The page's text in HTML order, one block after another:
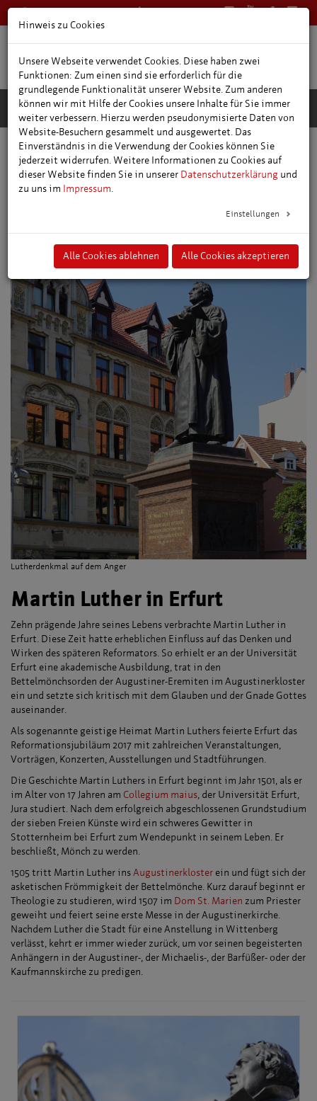
0361 66400
Top-Themen Luther in Erfurt
Lutherdenkmal auf dem Anger
Martin Luther in Erfurt
Zehn prägende Jahre seines Lebens verbrachte Martin Luther in
Erfurt. Diese Zeit hatte erheblichen Einfluss auf das Denken und
Wirken des späteren Reformators. So erhielt er an der Universität
Erfurt eine akademische Ausbildung, trat in den
Bettelmönchsorden der Augustiner-Eremiten im Augustinerkloster
ein und setzte sich kritisch mit dem Glauben und der Gnade Gottes
auseinander.
Als sogenannte geistige Heimat Martin Luthers feierte Erfurt das
Reformationsjubiläum 2017 mit zahlreichen Veranstaltungen,
Vorträgen, Konzerten, Ausstellungen und Stadtführungen.
Die Geschichte Martin Luthers in Erfurt beginnt im Jahr 1501, als er
im Alter von 17 Jahren am Collegium maius, der Universität Erfurt,
Jura studiert. Nach dem erfolgreich abgeschlossenen Grundstudium
der sieben Freien Künste wird ein schweres Gewitter in
Stotternheim bei Erfurt zum Wendepunkt in seinem Leben. Er
beschließt, Mönch zu werden.
1505 tritt Martin Luther insAugustinerkloster ein und fügt sich der
asketischen Frömmigkeit der Bettelmönche. Kurz darauf beginnt er
Theologie zu studieren, wird 1507 im Dom St. Marien zum Priester
geweiht und feiert seine erste Messe in der Augustinerkirche.
Nachdem Luther die Stadt für eine Anstellung in Wittenberg
verlässt, kehrt er immer wieder zurück, um vor seinen begeisterten
Anhängern in der Augustiner-, der Michaelis-, der Barfüßer- oder der
Kaufmannskirche zu predigen.
Hinweis zu Cookies
Unsere Webseite verwendet Cookies. Diese haben zwei
Funktionen: Zum einen sind sie erforderlich für die
grundlegende Funktionalität unserer Website. Zum anderen
können wir mit Hilfe der Cookies unsere Inhalte für Sie immer
weiter verbessern. Hierzu werden pseudonymisierte Daten von
Website-Besuchern gesammelt und ausgewertet. Das
Einverständnis in die Verwendung der Cookies können Sie
jederzeit widerrufen. Weitere Informationen zu Cookies auf
dieser Website finden Sie in unserer Datenschutzerklärung und
zu uns im Impressum.
Einstellungen
Alle Cookies ablehnen Alle Cookies akzeptieren